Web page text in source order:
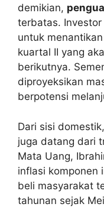
demikian,
terbatas.
untuk
kuartal II yang
berikutnya.
diproyeksikan
berpotensi
Dari sisi
juga datang dari
Mata Uang,
inflasi komponen
beli masyarakat
tahunan sejak